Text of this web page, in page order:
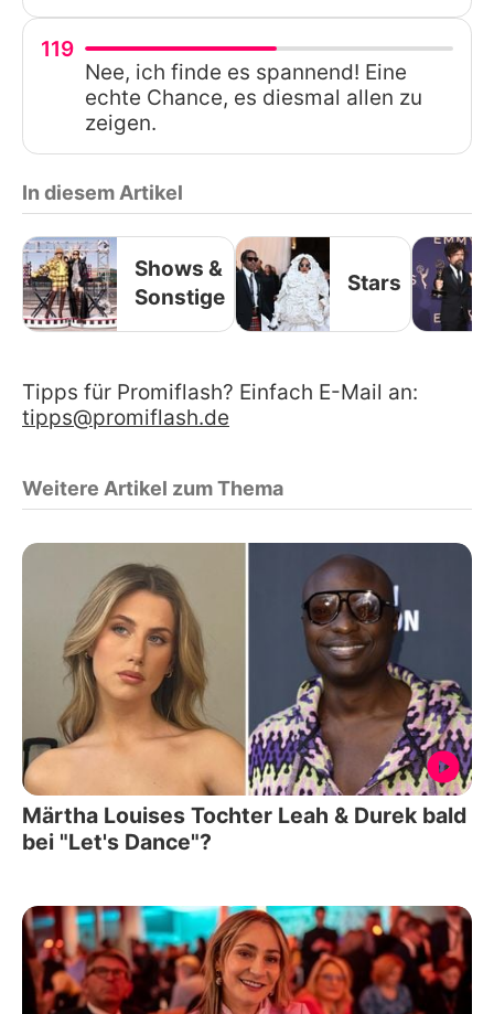
119
Nee, ich finde es spannend! Eine
echte Chance, es diesmal allen zu
zeigen.
In diesem Artikel
Shows &
Sonstige
Stars
Tipps für Promiflash? Einfach E-Mail an:
tipps@promiflash.de
Weitere Artikel zum Thema
Märtha Louises Tochter Leah & Durek bald
bei "Let's Dance"?